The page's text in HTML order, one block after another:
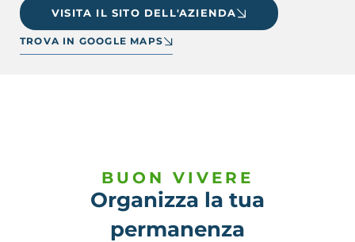
VISITA IL SITO DELL'AZIENDA
TROVA IN GOOGLE MAPS
BUON VIVERE
Organizza la tua
permanenza